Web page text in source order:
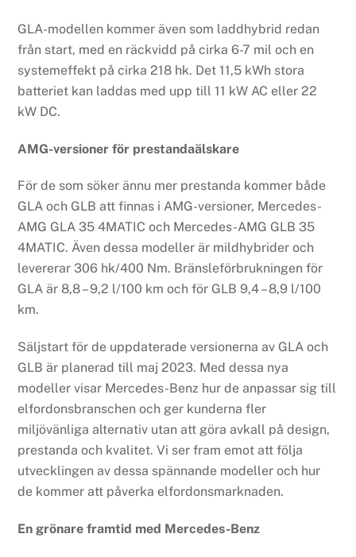
GLA-modellen kommer även som laddhybrid redan
från start, med en räckvidd på cirka 6-7 mil och en
systemeffekt på cirka 218 hk. Det 11,5 kWh stora
batteriet kan laddas med upp till 11 kW AC eller 22
kW DC.
AMG-versioner för prestandaälskare
För de som söker ännu mer prestanda kommer både
GLA och GLB att finnas i AMG-versioner, Mercedes-
AMG GLA 35 4MATIC och Mercedes-AMG GLB 35
4MATIC. Även dessa modeller är mildhybrider och
levererar 306 hk/400 Nm. Bränsleförbrukningen för
GLA är 8,8 – 9,2 l/100 km och för GLB 9,4 – 8,9 l/100
km.
Säljstart för de uppdaterade versionerna av GLA och
GLB är planerad till maj 2023. Med dessa nya
modeller visar Mercedes-Benz hur de anpassar sig till
elfordonsbranschen och ger kunderna fler
miljövänliga alternativ utan att göra avkall på design,
prestanda och kvalitet. Vi ser fram emot att följa
utvecklingen av dessa spännande modeller och hur
de kommer att påverka elfordonsmarknaden.
En grönare framtid med Mercedes-Benz